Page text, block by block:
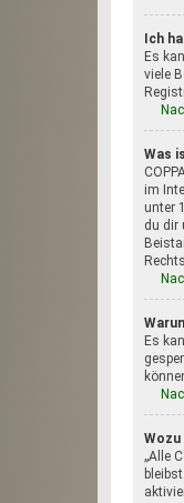
Ich
Es
viele
Was
im
unter
du dir
Es
Wozu
„Alle